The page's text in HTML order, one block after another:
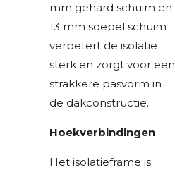
mm gehard schuim en
13 mm soepel schuim
verbetert de isolatie
sterk en zorgt voor een
strakkere pasvorm in
de dakconstructie.
Hoekverbindingen
Het isolatieframe is